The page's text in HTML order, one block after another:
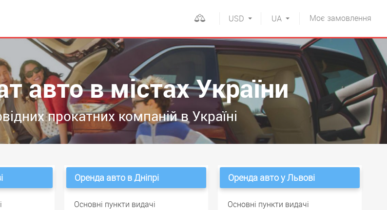
Моє замовлення
UA
USD
авто в містах України
прокатних компаній в Україні
Оренда авто в Дніпрі
Основні пункти видачі
Оренда авто у Львові
Основні пункти видачі